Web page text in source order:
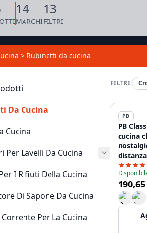
14
MARCHI
13
FILTRI
> Rubinetti da cucina
Da Cucina
Cucina
Per Lavelli Da Cucina
I Rifiuti Della Cucina
Di Sapone Da Cucina
Corrente Per La Cucina
FILTRI:
PB
PB
cucina
le
cm